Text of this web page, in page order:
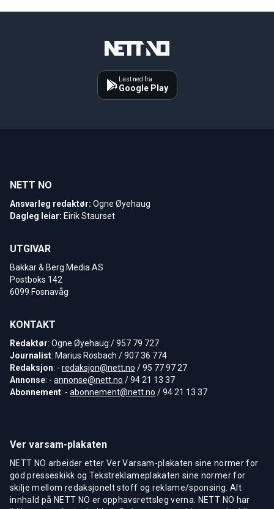
Last ned fra
Google Play
NETT NO
Ansvarleg redaktør: Ogne Øyehaug
Dagleg leiar: Eirik Staurset
UTGIVAR
Bakkar & Berg Media AS
Postboks 142
6099 Fosnavåg
KONTAKT
Redaktør: Ogne Øyehaug / 957 79 727
Journalist: Marius Rosbach / 907 36 774
Redaksjon: - redaksjon@nett.no / 95 77 97 27
Annonse: - annonse@nett.no / 94 21 13 37
Abonnement: - abonnement@nett.no / 94 21 13 37
Ver varsam-plakaten
NETT NO arbeider etter Ver Varsam-plakaten sine normer for
god presseskikk og Tekstreklameplakaten sine normer for
skilje mellom redaksjonelt stoff og reklame/sponsing. Alt
innhald på NETT NO er opphavsrettsleg verna. NETT NO har